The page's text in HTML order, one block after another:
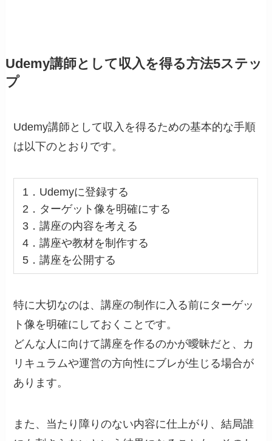
Udemy講師として収入を得る方法5ステッ
プ
Udemy講師として収入を得るための基本的な手順
は以下のとおりです。
1．Udemyに登録する
2．ターゲット像を明確にする
3．講座の内容を考える
4．講座や教材を制作する
5．講座を公開する
特に大切なのは、講座の制作に入る前にターゲッ
ト像を明確にしておくことです。
どんな人に向けて講座を作るのかが曖昧だと、カ
リキュラムや運営の方向性にブレが生じる場合が
あります。
また、当たり障りのない内容に仕上がり、結局誰